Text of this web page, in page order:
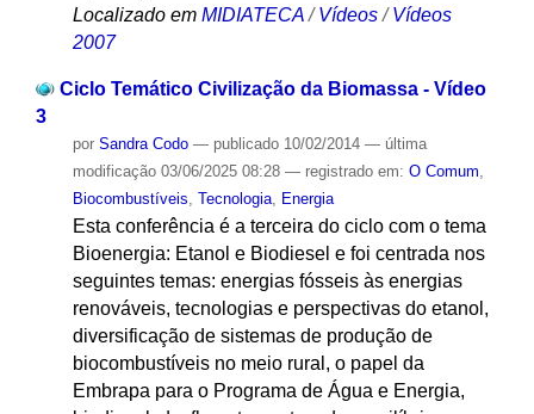
Localizado em MIDIATECA /Vídeos /Vídeos
2007
Ciclo Temático Civilização da Biomassa - Vídeo
3
por Sandra Codo — publicado10/02/2014 — última
modificação03/06/2025 08:28 — registrado em: O Comum
Biocombustíveis Tecnologia, Energia
Esta conferência é a terceira do ciclo com o tema
Bioenergia: Etanol e Biodiesel e foi centrada nos
seguintes temas: energias fósseis às energias
renováveis, tecnologias e perspectivas do etanol,
diversificação de sistemas de produção de
biocombustíveis no meio rural, o papel da
Embrapa para o Programa de Água e Energia,